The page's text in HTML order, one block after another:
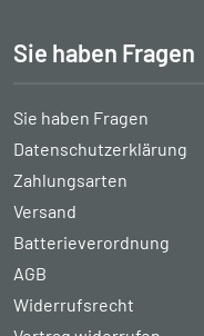
Sie haben Fragen
Sie haben Fragen
Datenschutzerklärung
Zahlungsarten
Versand
Batterieverordnung
AGB
Widerrufsrecht